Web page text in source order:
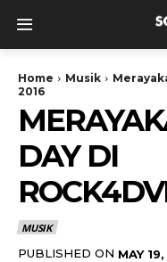
Home Musik
2016
DAY DI
MUSIK
PUBLISHED ON MAY